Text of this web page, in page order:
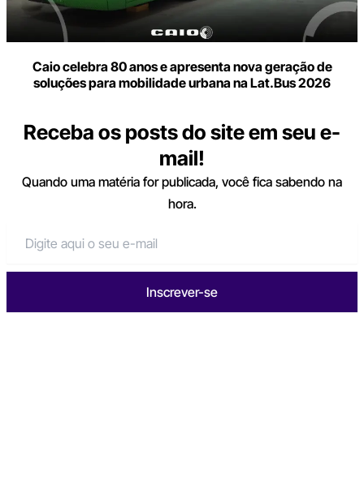
Caio celebra 80 anos e apresenta nova geração de
soluções para mobilidade urbana na Lat.Bus 2026
Receba os posts do site em seu e-
mail!
Quando uma matéria for publicada, você fica sabendo na
hora.
Inscrever-se